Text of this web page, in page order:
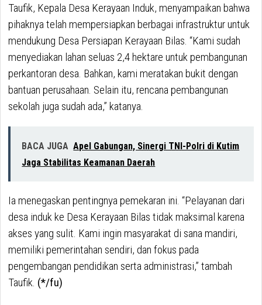
Taufik, Kepala Desa Kerayaan Induk, menyampaikan bahwa
pihaknya telah mempersiapkan berbagai infrastruktur untuk
mendukung Desa Persiapan Kerayaan Bilas. “Kami sudah
menyediakan lahan seluas 2,4 hektare untuk pembangunan
perkantoran desa. Bahkan, kami meratakan bukit dengan
bantuan perusahaan. Selain itu, rencana pembangunan
sekolah juga sudah ada,” katanya.
BACA JUGA Apel Gabungan, Sinergi TNI-Polri di Kutim
Jaga Stabilitas Keamanan Daerah
Ia menegaskan pentingnya pemekaran ini. “Pelayanan dari
desa induk ke Desa Kerayaan Bilas tidak maksimal karena
akses yang sulit. Kami ingin masyarakat di sana mandiri,
memiliki pemerintahan sendiri, dan fokus pada
pengembangan pendidikan serta administrasi,” tambah
Taufik. (*/fu)